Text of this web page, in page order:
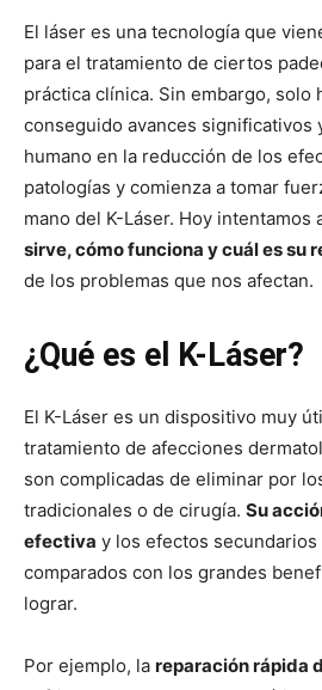
El láser es una tecnología que
para el tratamiento de ciertos
práctica clínica. Sin embargo, solo
conseguido avances significativos
humano en la reducción de los
patologías y comienza a tomar
mano del K-Láser. Hoy intentamos
sirve, cómo funciona y cuál es su
de los problemas que nos afectan.
¿Qué es el K-Láser?
El K-Láser es un dispositivo muy
tratamiento de afecciones
son complicadas de eliminar por
tradicionales o de cirugía. Su
efectiva y los efectos secundarios
comparados con los grandes
lograr.
Por ejemplo, la reparación rápida